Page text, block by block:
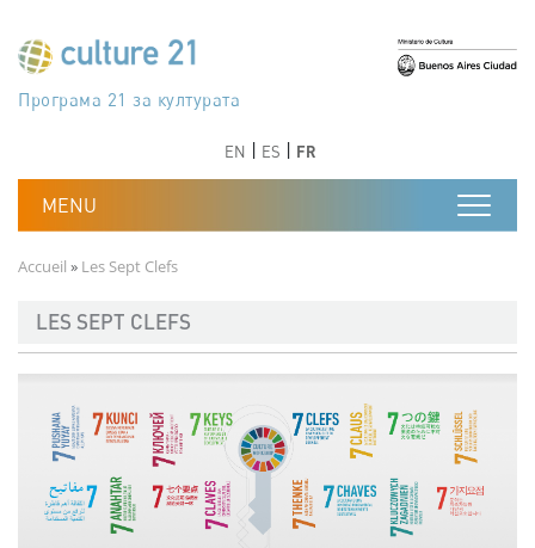
جدول أعمال القرن 21 للثقافة
Програма 21 за културата
Agenda 21 de la cultura
Agjenda 21 për kulturë
Agenda 21 van cultuur
Agenda 21 for culture
Kulturaren Agenda 21
Agenda 21 de la culture
Axenda 21 da cultura
Agenda 21 für Kultur
Agenda 21 della cultura
文化のためのアジェンダ21
دستورکار 21 برای فرهنگ
Agenda 21 dla kultury
Agenda 21 da cultura
Повестка дня 21 для культуры
Agenda 21 za kulturu
Agenda 21 de la cultura
Agenda 21 för kulturen
Kültür için Gündem 21
Порядок денний 21 для культури
EN ES FR
Fil d'Ariane
Accueil Les Sept Clefs
LES SEPT CLEFS